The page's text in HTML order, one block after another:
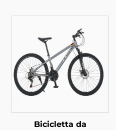
pollici con freni a disco
doppi, velocità
variabile, per ragazzi e
ragazze, con forcella in
acciaio, fuoristrada
Bicicletta da